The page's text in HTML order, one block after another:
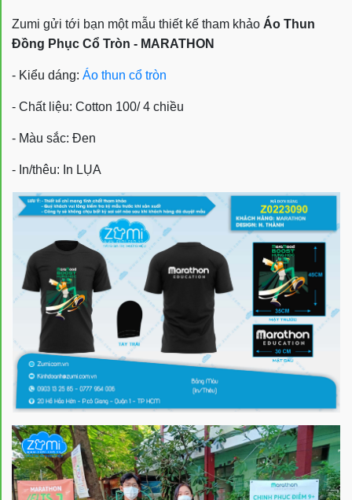
Zumi gửi tới bạn một mẫu thiết kế tham khảo Áo Thun
Đồng Phục Cổ Tròn - MARATHON
- Kiểu dáng: Áo thun cổ tròn
- Chất liệu: Cotton 100/ 4 chiều
- Màu sắc: Đen
- In/thêu: In LỤA